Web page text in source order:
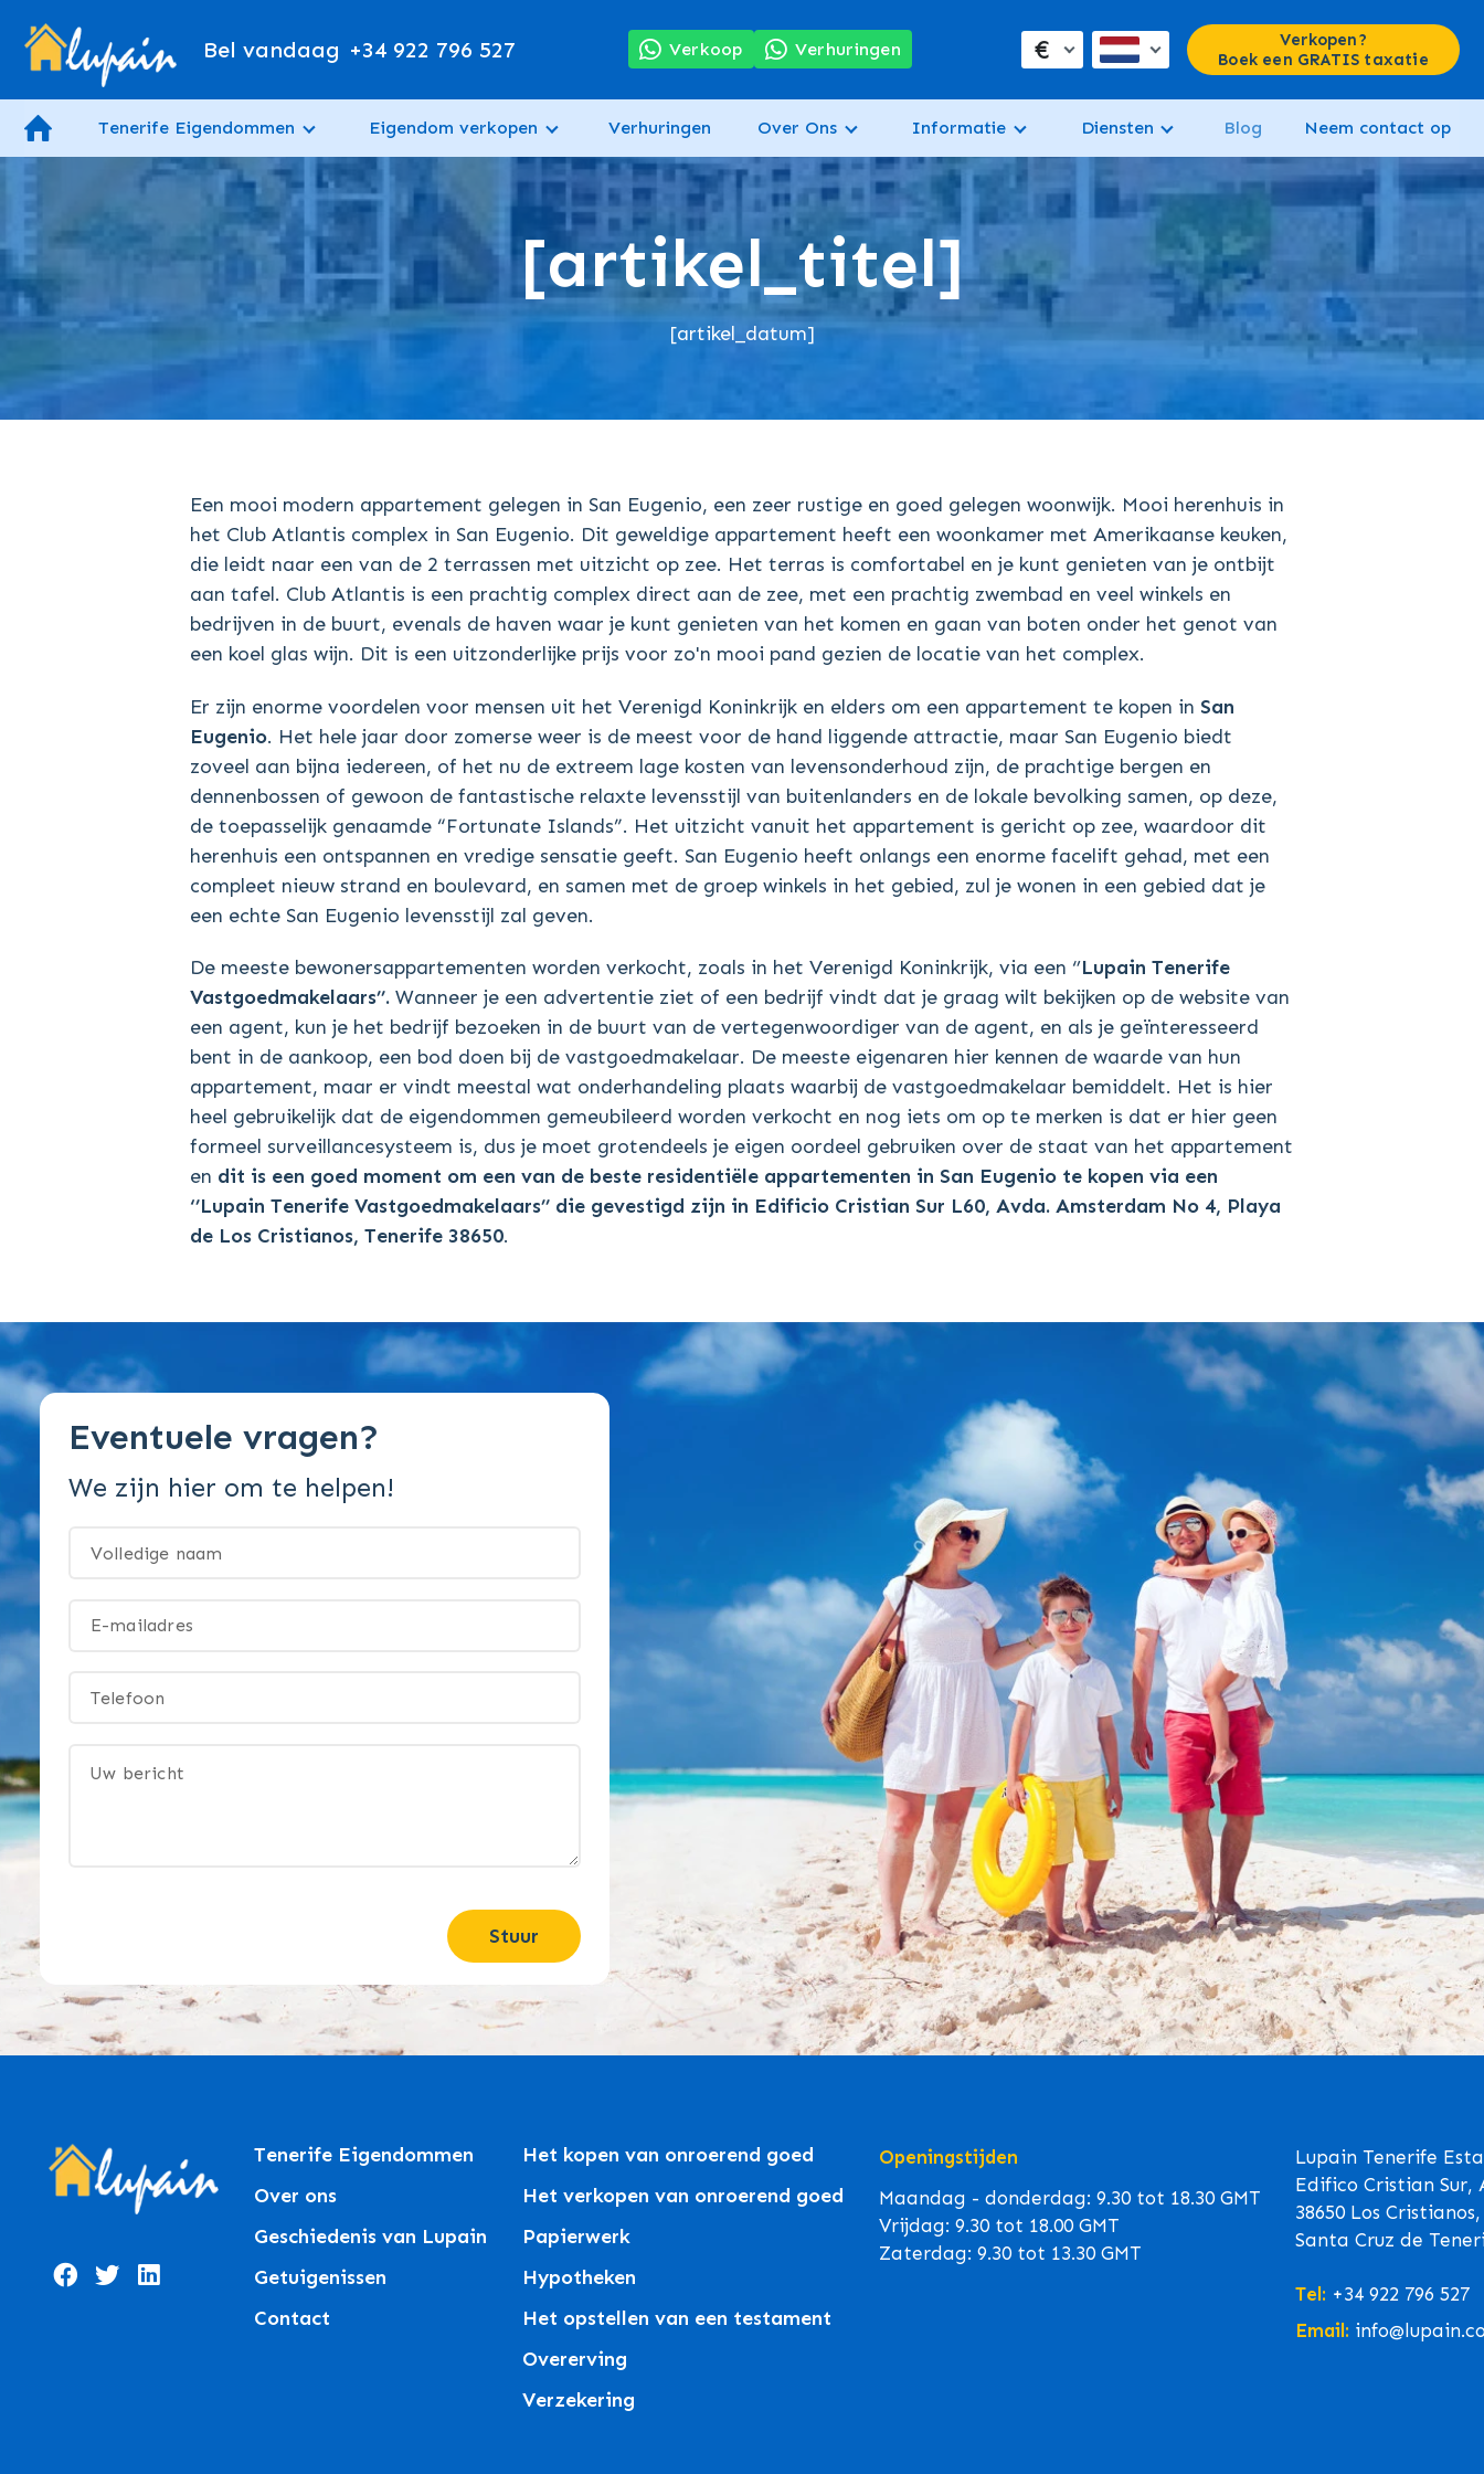
Bel vandaag +34 922 796 527 Verkoop Verhuringen €
Verkopen?
Boek een GRATIS taxatie
Tenerife Eigendommen Eigendom verkopen Verhuringen Over Ons Informatie Diensten Blog Neem contact op
[artikel_titel]
[artikel_datum]
Een mooi modern appartement gelegen in San Eugenio, een zeer rustige en goed gelegen woonwijk. Mooi herenhuis in
het Club Atlantis complex in San Eugenio. Dit geweldige appartement heeft een woonkamer met Amerikaanse keuken,
die leidt naar een van de 2 terrassen met uitzicht op zee. Het terras is comfortabel en je kunt genieten van je ontbijt
aan tafel. Club Atlantis is een prachtig complex direct aan de zee, met een prachtig zwembad en veel winkels en
bedrijven in de buurt, evenals de haven waar je kunt genieten van het komen en gaan van boten onder het genot van
een koel glas wijn. Dit is een uitzonderlijke prijs voor zo'n mooi pand gezien de locatie van het complex.
Er zijn enorme voordelen voor mensen uit het Verenigd Koninkrijk en elders om een appartement te kopen in San
Eugenio. Het hele jaar door zomerse weer is de meest voor de hand liggende attractie, maar San Eugenio biedt
zoveel aan bijna iedereen, of het nu de extreem lage kosten van levensonderhoud zijn, de prachtige bergen en
dennenbossen of gewoon de fantastische relaxte levensstijl van buitenlanders en de lokale bevolking samen, op deze,
de toepasselijk genaamde “Fortunate Islands”. Het uitzicht vanuit het appartement is gericht op zee, waardoor dit
herenhuis een ontspannen en vredige sensatie geeft. San Eugenio heeft onlangs een enorme facelift gehad, met een
compleet nieuw strand en boulevard, en samen met de groep winkels in het gebied, zul je wonen in een gebied dat je
een echte San Eugenio levensstijl zal geven.
De meeste bewonersappartementen worden verkocht, zoals in het Verenigd Koninkrijk, via een ‘’Lupain Tenerife
Vastgoedmakelaars’’. Wanneer je een advertentie ziet of een bedrijf vindt dat je graag wilt bekijken op de website van
een agent, kun je het bedrijf bezoeken in de buurt van de vertegenwoordiger van de agent, en als je geïnteresseerd
bent in de aankoop, een bod doen bij de vastgoedmakelaar. De meeste eigenaren hier kennen de waarde van hun
appartement, maar er vindt meestal wat onderhandeling plaats waarbij de vastgoedmakelaar bemiddelt. Het is hier
heel gebruikelijk dat de eigendommen gemeubileerd worden verkocht en nog iets om op te merken is dat er hier geen
formeel surveillancesysteem is, dus je moet grotendeels je eigen oordeel gebruiken over de staat van het appartement
en dit is een goed moment om een van de beste residentiële appartementen in San Eugenio te kopen via een
‘’Lupain Tenerife Vastgoedmakelaars’’ die gevestigd zijn in Edificio Cristian Sur L60, Avda. Amsterdam No 4, Playa
de Los Cristianos, Tenerife 38650.
Eventuele vragen?
We zijn hier om te helpen!
Stuur
Tenerife Eigendommen
Over ons
Geschiedenis van Lupain
Getuigenissen
Contact
Het kopen van onroerend goed
Het verkopen van onroerend goed
Papierwerk
Hypotheken
Het opstellen van een testament
Overerving
Verzekering
Openingstijden
Maandag - donderdag: 9.30 tot 18.30 GMT
Vrijdag: 9.30 tot 18.00 GMT
Zaterdag: 9.30 tot 13.30 GMT
Lupain Tenerife
Edifico Cristian Sur,
38650 Los Cristianos,
Santa Cruz de
Tel: +34 922 796 527
Email: